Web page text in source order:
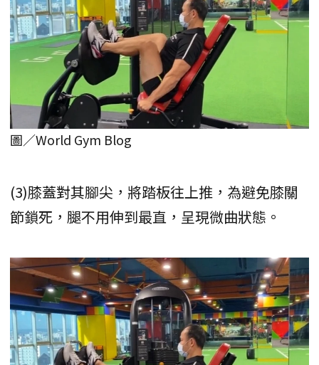
圖／World Gym Blog
(3)膝蓋對其腳尖，將踏板往上推，為避免膝關
節鎖死，腿不用伸到最直，呈現微曲狀態。